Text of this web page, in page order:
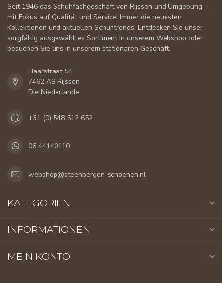
Seit 1946 das Schuhfachgeschäft von Rijssen und Umgebung –
mit Fokus auf Qualität und Service! Immer die neuesten
Kollektionen und aktuellen Schuhtrends. Entdecken Sie unser
sorgfältig ausgewähltes Sortiment in unserem Webshop oder
besuchen Sie uns in unserem stationären Geschäft.
Haarstraat 54
7462 AS Rijssen
Die Niederlande
+31 (0) 548 512 652
06 44140110
webshop@steenbergen-schoenen.nl
KATEGORIEN
INFORMATIONEN
MEIN KONTO